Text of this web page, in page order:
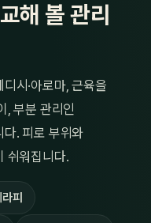
해 볼 관리
시·아로마, 근육을
, 부분 관리인
다. 피로 부위와
쉬워집니다.
피